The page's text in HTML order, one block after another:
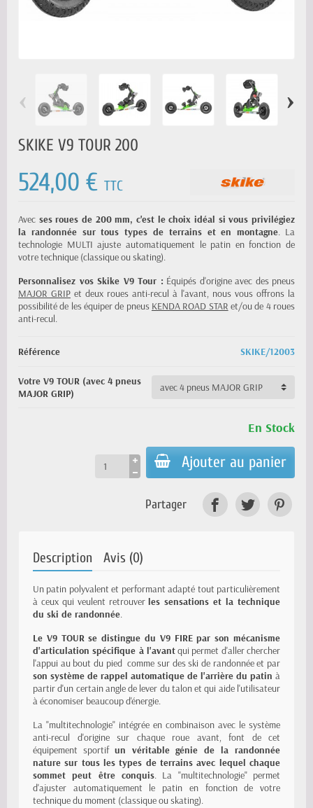
‹ ›
SKIKE V9 TOUR 200
524,00 € TTC
Avec ses roues de 200 mm, c'est le choix idéal si vous privilégiez
la randonnée sur tous types de terrains et en montagne. La
technologie MULTI ajuste automatiquement le patin en fonction de
votre technique (classique ou skating).
Personnalisez vos Skike V9 Tour : Équipés d'origine avec des pneus
MAJOR GRIP et deux roues anti-recul à l'avant, nous vous offrons la
possibilité de les équiper de pneus KENDA ROAD STAR et/ou de 4 roues
anti-recul.
Référence SKIKE/12003
Votre V9 TOUR (avec 4 pneus
MAJOR GRIP)
En Stock
Ajouter au panier
Partager
Description Avis (0)
Un patin polyvalent et performant adapté tout particulièrement
à ceux qui veulent retrouverles sensations et la technique
du ski de randonnée.
Le V9 TOUR se distingue du V9 FIRE par son mécanisme
d'articulation spécifique à l'avantqui permet d'aller chercher
l'appui au bout du pied comme sur des ski de randonnée et par
son système de rappel automatique de l'arrière du patin à
partir d'un certain angle de lever du talon et qui aide l'utilisateur
à économiser beaucoup d'énergie.
La "multitechnologie" intégrée en combinaison avec le système
anti-recul d'origine sur chaque roue avant, font de cet
équipement sportif un véritable génie de la randonnée
nature sur tous les types de terrains avec lequel chaque
sommet peut être conquis. La "multitechnologie" permet
d'ajuster automatiquement le patin en fonction de votre
technique du moment (classique ou skating).